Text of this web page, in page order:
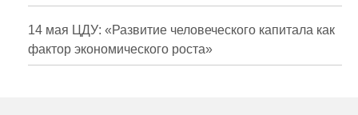
Проблемы прогнозирования
О журнале
14 мая ЦДУ: «Развитие человеческого капитала как
фактор экономического роста»